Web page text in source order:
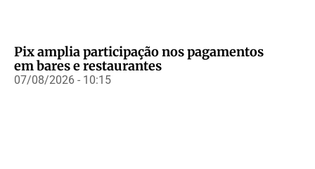
Pix amplia participação nos pagamentos
em bares e restaurantes
07/08/2026 - 10:15